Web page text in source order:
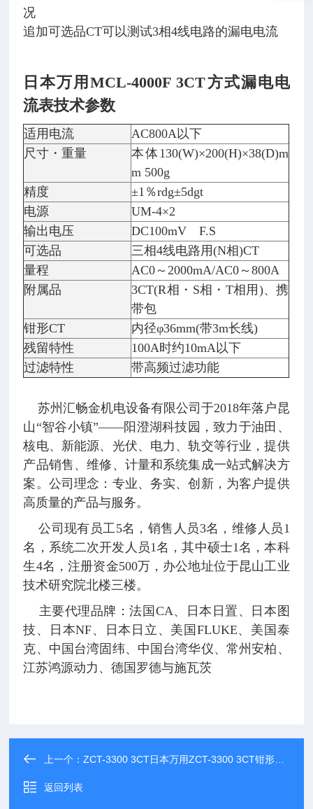
况
追加可选品CT可以测试3相4线电路的漏电电流
日本万用MCL-4000F 3CT方式漏电电
流表技术参数
适用电流
AC800A以下
尺寸・重量
本体130(W)×200(H)×38(D)m
m 500g
精度
±1％rdg±5dgt
电源
UM-4×2
输出电压
DC100mV F.S
可选品
三相4线电路用(N相)CT
量程
AC0～2000mA/AC0～800A
附属品
3CT(R相・S相・T相用)、携
带包
钳形CT
内径φ36mm(带3m长线)
残留特性
100A时约10mA以下
过滤特性
带高频过滤功能
苏州汇畅金机电设备有限公司于2018年落户昆
山“智谷小镇”——阳澄湖科技园，致力于油田、
核电、新能源、光伏、电力、轨交等行业，提供
产品销售、维修、计量和系统集成一站式解决方
案。公司理念：专业、务实、创新，为客户提供
高质量的产品与服务。
公司现有员工5名，销售人员3名，维修人员1
名，系统二次开发人员1名，其中硕士1名，本科
生4名，注册资金500万，办公地址位于昆山工业
技术研究院北楼三楼。
主要代理品牌：法国CA、日本日置、日本图
技、日本NF、日本日立、美国FLUKE、美国泰
克、中国台湾固纬、中国台湾华仪、常州安柏、
江苏鸿源动力、德国罗德与施瓦茨
上一个：ZCT-3300 3CT日本万用ZCT-3300 3CT钳形漏电电流传感器
返回列表